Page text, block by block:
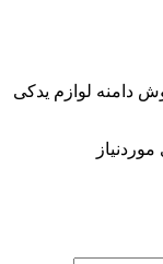
دامنه لوازم یدکی